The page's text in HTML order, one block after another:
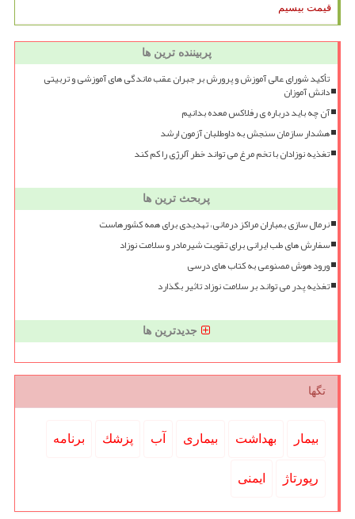
قیمت بیسیم
پربیننده ترین ها
تأکید شورای عالی آموزش و پرورش بر جبران عقب ماندگی های آموزشی و تربیتی
دانش آموزان
آن چه باید درباره ی رفلاکس معده بدانیم
هشدار سازمان سنجش به داوطلبان آزمون ارشد
تغذیه نوزادان با تخم مرغ می تواند خطر آلرژی را کم کند
پربحث ترین ها
نرمال سازی بمباران مراکز درمانی، تهدیدی برای همه کشورهاست
سفارش های طب ایرانی برای تقویت شیرمادر و سلامت نوزاد
ورود هوش مصنوعی به کتاب های درسی
تغذیه پدر می تواند بر سلامت نوزاد تاثیر بگذارد
جدیدترین ها
تگها
بیمار بهداشت بیماری آب پزشك برنامه
رپورتاژ ایمنی